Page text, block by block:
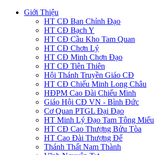
Giới Thiệu
HT CĐ Ban Chỉnh Đạo
HT CĐ Bạch Y
HT CĐ Cầu Kho Tam Quan
HT CĐ Chơn Lý
HT CĐ Minh Chơn Đạo
HT CĐ Tiên Thiên
Hội Thánh Truyền Giáo CĐ
HT CĐ Chiếu Minh Long Châu
HĐPM Cao Đài Chiếu Minh
Giáo Hội CĐ VN - Bình Đức
Cơ Quan PTGL Đại Đạo
HT Minh Lý Đạo Tam Tông Miếu
HT CĐ Cao Thượng Bửu Tòa
HT Cao Đài Thượng Đế
Thánh Thất Nam Thành